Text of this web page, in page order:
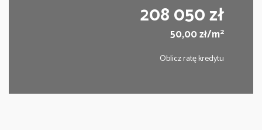
208 050 zł
50,00 zł/m2
Oblicz ratę kredytu